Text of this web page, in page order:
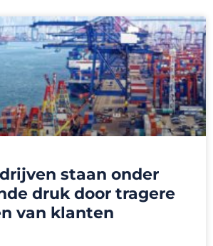
staan onder
druk door tragere
van klanten